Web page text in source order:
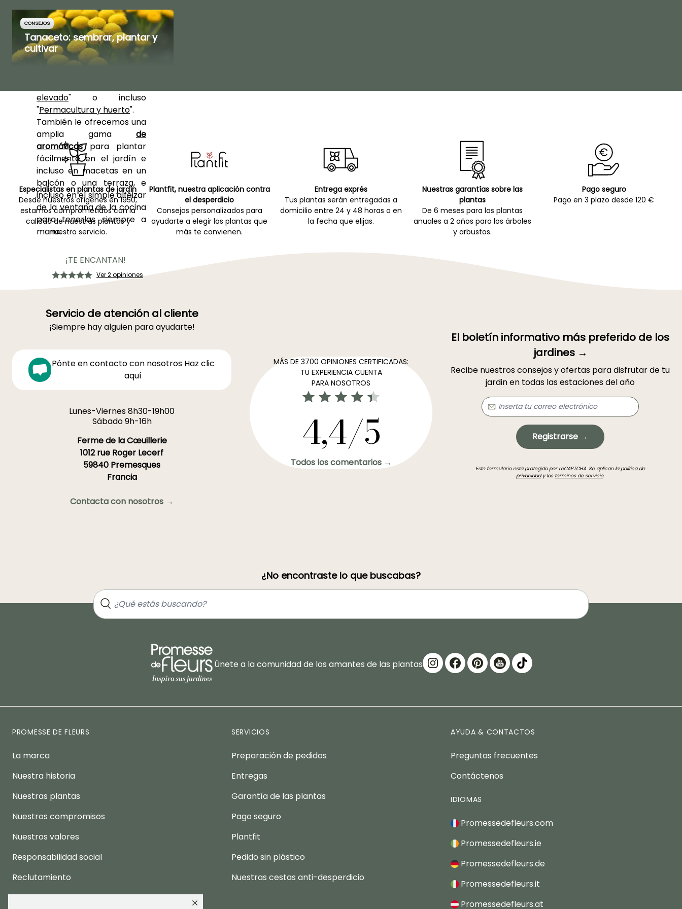
Encuentre una gran
cantidad de consejos
prácticos en nuestros
archivos 'huerto': "La
siembra de las
elevado" o incluso
"Permacultura y huerto".
También le ofrecemos una
amplia gama de
aromáticaspara plantar
fácilmente en el jardín e
incluso en macetas en un
balcón o una terraza, e
incluso en el simple alféizar
de la ventana de la cocina
para tenerlas siempre a
mano.
¡TE ENCANTAN!
Ver 2 opiniones
CONSEJOS
Tanaceto: sembrar, plantar y
cultivar
Especialistas en plantas de jardín
Desde nuestros orígenes en 1950,
estamos comprometidos con la
calidad de nuestras plantas y
nuestro servicio.
Plantfit, nuestra aplicación contra
el desperdicio
Consejos personalizados para
ayudarte a elegir las plantas que
más te convienen.
Entrega exprés
Tus plantas serán entregadas a
domicilio entre 24 y 48 horas o en
la fecha que elijas.
Nuestras garantías sobre las
plantas
De 6 meses para las plantas
anuales a 2 años para los árboles
y arbustos.
Pago seguro
Pago en 3 plazo desde 120 €
Servicio de atención al cliente
¡Siempre hay alguien para ayudarte!
Pónte en contacto con nosotros Haz clic
aquí
Lunes-Viernes 8h30-19h00
Sábado 9h-16h
Ferme de la Cœuillerie
1012 rue Roger Lecerf
59840 Premesques
Francia
Contacta con nosotros →
MÁS DE 3700 OPINIONES CERTIFICADAS:
TU EXPERIENCIA CUENTA
PARA NOSOTROS
4,4/5
Todos los comentarios →
El boletín informativo más preferido de los
jardines →
Recibe nuestros consejos y ofertas para disfrutar de tu
jardin en todas las estaciones del año
Registrarse →
Este formulario está protegido por reCAPTCHA. Se aplican lapolítica de
privacidady los términos de servicio.
¿No encontraste lo que buscabas?
Únete a la comunidad de los amantes de las plantas
PROMESSE DE FLEURS
La marca
Nuestra historia
Nuestras plantas
Nuestros compromisos
Nuestros valores
Responsabilidad social
Reclutamiento
Espacio prensa
SERVICIOS
Preparación de pedidos
Entregas
Garantía de las plantas
Pago seguro
Plantfit
Pedido sin plástico
Nuestras cestas anti-desperdicio
AYUDA & CONTACTOS
Preguntas frecuentes
Contáctenos
IDIOMAS
Promessedefleurs.com
Promessedefleurs.ie
Promessedefleurs.de
Promessedefleurs.it
Promessedefleurs.at